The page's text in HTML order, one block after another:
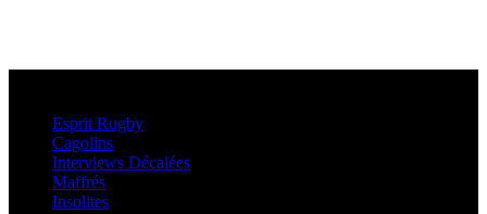
Esprit Rugby
Cagolins
Interviews Décalées
Maffrés
Insolites